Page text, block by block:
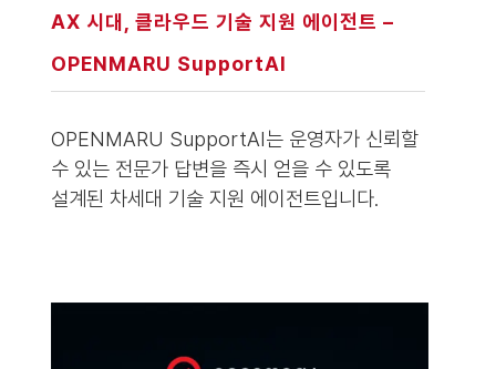
AX 시대, 클라우드 기술 지원 에이전트 –
OPENMARU SupportAI
OPENMARU SupportAI는 운영자가 신뢰할
수 있는 전문가 답변을 즉시 얻을 수 있도록
설계된 차세대 기술 지원 에이전트입니다.